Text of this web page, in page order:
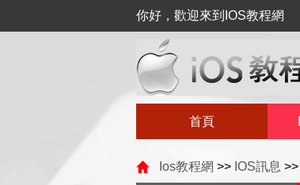
你好，歡迎來到IOS教程網
首頁
Ios教程網 >> IOS訊息 >>